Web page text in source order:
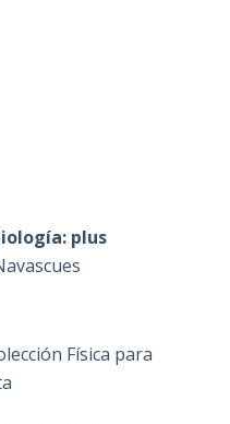
plus
Física para